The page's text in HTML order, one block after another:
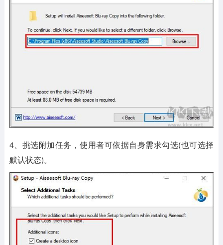
4、挑选附加任务，使用者可依据自身需求勾选(也可选择
默认状态)。